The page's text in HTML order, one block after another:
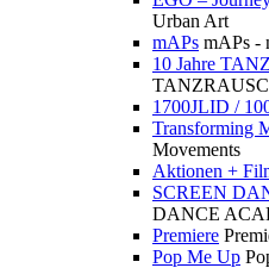
Urban Art
mAPs mAPs -
10 Jahre
1700JLID /
Transforming
Movements
Aktionen +
SCREEN
DANCE
Premiere
Pop Me Up